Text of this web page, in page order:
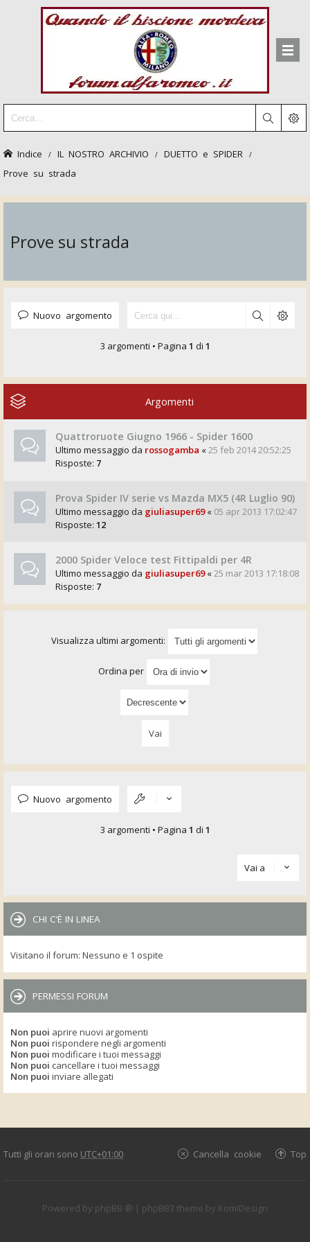
Indice IL NOSTRO ARCHIVIO DUETTO e SPIDER
Prove su strada
Prove su strada
Nuovo argomento
3 argomenti • Pagina 1 di 1
Argomenti
Quattroruote Giugno 1966 - Spider 1600
Ultimo messaggio da rossogamba «25 feb 2014 20:52:25
Risposte: 7
Prova Spider IV serie vs Mazda MX5 (4R Luglio 90)
Ultimo messaggio da giuliasuper69« 05 apr 2013 17:02:47
Risposte: 12
2000 Spider Veloce test Fittipaldi per 4R
Ultimo messaggio da giuliasuper69«25 mar 2013 17:18:08
Risposte: 7
Visualizza ultimi argomenti:
Ordina per
Nuovo argomento
3 argomenti • Pagina 1 di 1
Vai a
CHI C’È IN LINEA
Visitano il forum: Nessuno e 1 ospite
PERMESSI FORUM
Non puoi aprire nuovi argomenti
Non puoi rispondere negli argomenti
Non puoi modificare i tuoi messaggi
Non puoi cancellare i tuoi messaggi
Non puoi inviare allegati
Tutti gli orari sono UTC+01:00 Top
Cancella cookie
Powered by phpBB ® | phpBB3 theme by KomiDesign